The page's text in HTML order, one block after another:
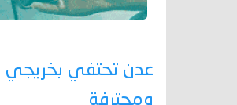
عدن تحتفي بخريجي
ومحترفة